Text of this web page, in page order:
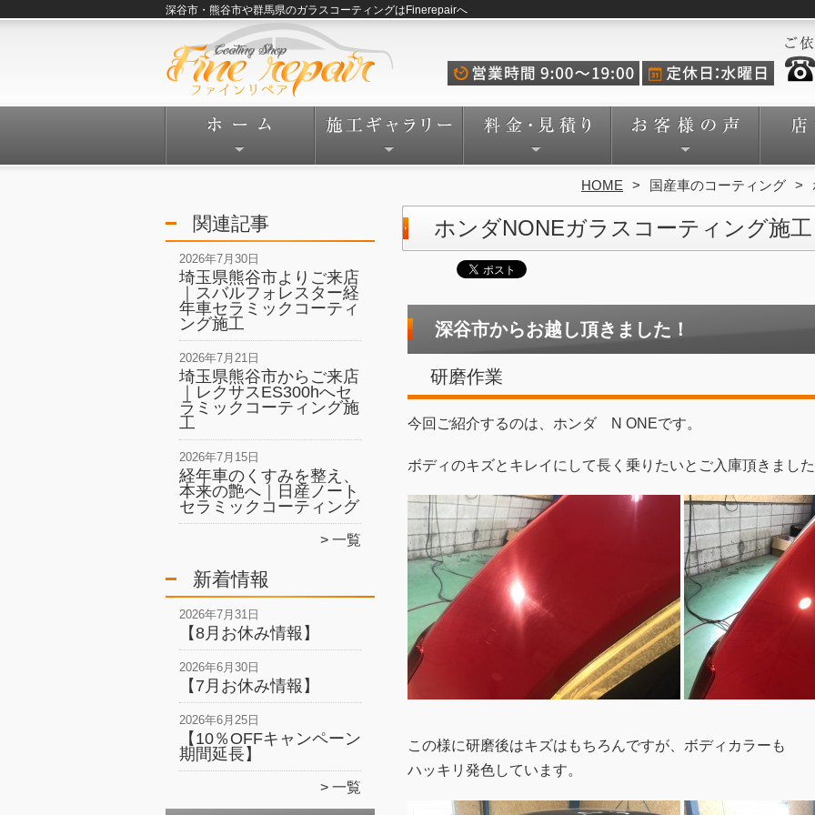
深谷市・熊谷市や群馬県のガラスコーティングはFinerepairへ
HOME 国産車のコーティング
関連記事
2026年7月30日
埼玉県熊谷市よりご来店
｜スバルフォレスター経
年車セラミックコーティ
ング施工
2026年7月21日
埼玉県熊谷市からご来店
｜レクサスES300hへセ
ラミックコーティング施
工
2026年7月15日
経年車のくすみを整え、
本来の艶へ｜日産ノート
セラミックコーティング
一覧
新着情報
2026年7月31日
【8月お休み情報】
2026年6月30日
【7月お休み情報】
2026年6月25日
【10％OFFキャンペーン
期間延長】
一覧
ホンダNONEガラスコーティング施
深谷市からお越し頂きました！
研磨作業
今回ご紹介するのは、ホンダ N ONEです。
ボディのキズとキレイにして長く乗りたいとご入庫頂きまし
この様に研磨後はキズはもちろんですが、ボディカラーも
ハッキリ発色しています。